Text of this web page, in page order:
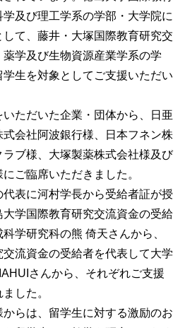
及び理工学系の学部・大学院に
て、藤井・大塚国際教育研究交
学及び生物資源産業学系の学
生を対象としてご支援いただい
ただいた企業・団体から、日亜
会社阿波銀行様、日本フネン株
ブ様、大塚製薬株式会社様及び
ご臨席いただきました。
表に河村学長から受給者証が授
学国際教育研究交流資金の受給
学研究科の熊 倚天さんから、
流資金の受給者を代表して大学
さんから、それぞれご支援
した。
らは、留学生に対する激励のお